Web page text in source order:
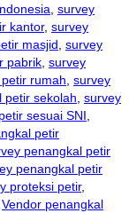
, survey
kantor, survey
masjid, survey
pabrik, survey
rumah, survey
petir sekolah, survey
sesuai SNI,
petir
penangkal petir
penangkal petir
proteksi petir,
Vendor penangkal